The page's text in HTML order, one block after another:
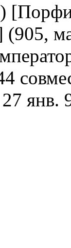
(905,
янв.